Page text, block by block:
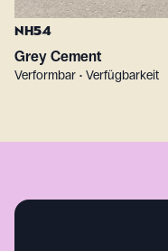
NH54
Grey Cement
Verformbar • Verfügbarkeit